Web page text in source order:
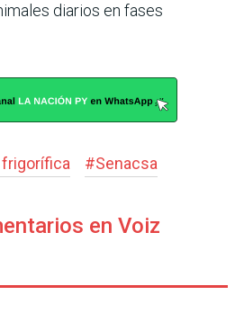
diarios en fases
#Senacsa
en Voiz